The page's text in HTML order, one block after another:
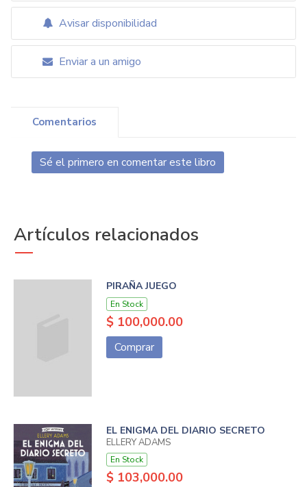
Avisar disponibilidad
Enviar a un amigo
Comentarios
Sé el primero en comentar este libro
Artículos relacionados
PIRAÑA JUEGO
En Stock
$ 100,000.00
Comprar
EL ENIGMA DEL DIARIO SECRETO
ELLERY ADAMS
En Stock
$ 103,000.00